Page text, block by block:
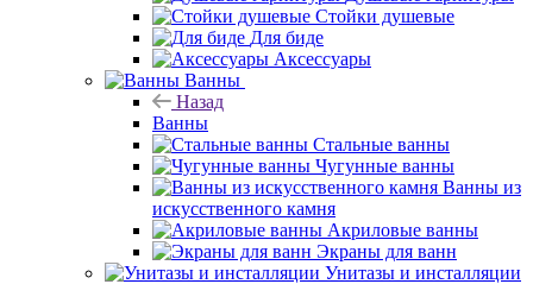
Стойки душевые
Для биде
Аксессуары
Ванны
Назад
Ванны
Стальные ванны
Чугунные ванны
Ванны из
искусственного камня
Акриловые ванны
Экраны для ванн
Унитазы и инсталляции